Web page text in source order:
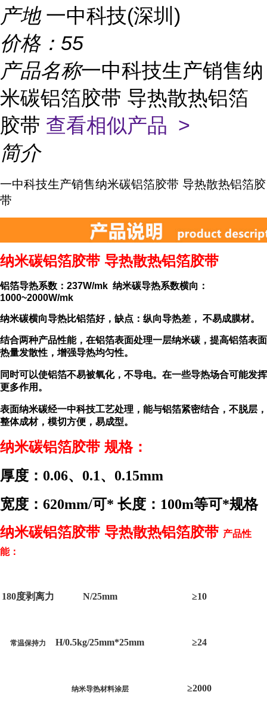
产地 一中科技(深圳)
价格： 55
产品名称一中科技生产销售纳
米碳铝箔胶带 导热散热铝箔
胶带 查看相似产品 >
简介
一中科技生产销售纳米碳铝箔胶带 导热散热铝箔胶
带
纳米碳铝箔胶带 导热散热铝箔胶带
铝箔导热系数：237W/mk 纳米碳导热系数横向：
1000~2000W/mk
纳米碳横向导热比铝箔好，缺点：纵向导热差， 不易成膜材。
结合两种产品性能，在铝箔表面处理一层纳米碳，提高铝箔表面
热量发散性，增强导热均匀性。
同时可以使铝箔不易被氧化，不导电。在一些导热场合可能发挥
更多作用。
表面纳米碳经一中科技工艺处理，能与铝箔紧密结合，不脱层，
整体成材，模切方便，易成型。
纳米碳铝箔胶带 规格：
厚度：0.06、0.1、0.15mm
宽度：620mm/可* 长度：100m等可*规格
纳米碳铝箔胶带 导热散热铝箔胶带 产品性
能：
180度剥离力 N/25mm ≥10
常温保持力 H/0.5kg/25mm*25mm ≥24
纳米导热材料涂层 ≥2000